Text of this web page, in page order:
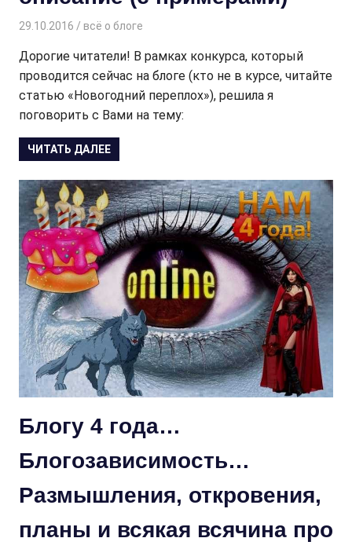
29.10.2016 Творогова Елена
всё о блоге
Дорогие читатели! В рамках конкурса, который
проводится сейчас на блоге (кто не в курсе, читайте
статью «Новогодний переплох»), решила я
поговорить с Вами на тему:
ЧИТАТЬ ДАЛЕЕ
Блогу 4 года…
Блогозависимость…
Размышления, откровения,
планы и всякая всячина про